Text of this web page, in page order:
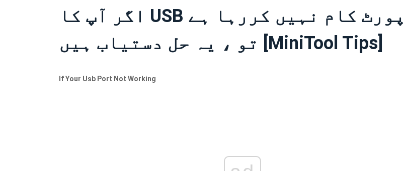
نکات
اگر آپ کا USB پورٹ کام نہیں کررہا ہے
تو ، یہ حل دستیاب ہیں [MiniTool Tips]
If Your Usb Port Not Working